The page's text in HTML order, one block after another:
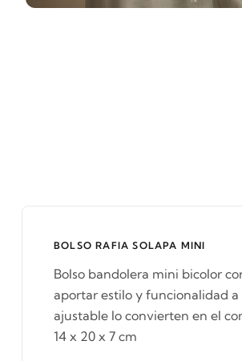
BOLSO RAFIA SOLAPA MINI
Bolso bandolera mini bicolor
aportar estilo y funcionalidad
ajustable lo convierten en el
14 x 20 x 7 cm